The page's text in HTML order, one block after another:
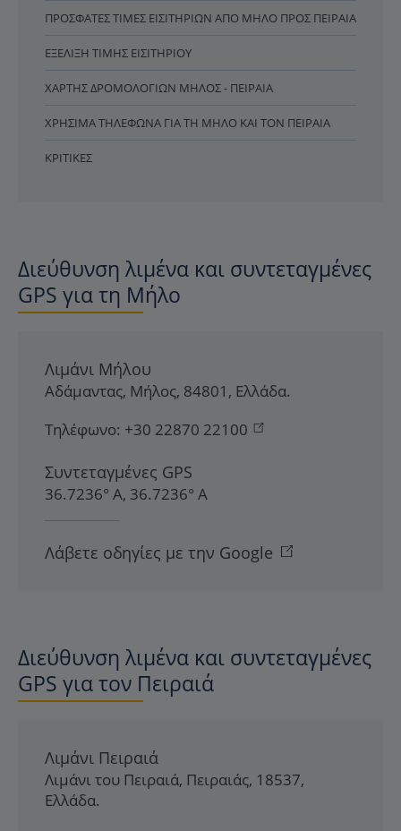
ΠΡΌΣΦΑΤΕΣ ΤΙΜΈΣ ΕΙΣΙΤΗΡΊΩΝ ΑΠΌ ΜΉΛΟ ΠΡΟΣ ΠΕΙΡΑΙΆ
ΕΞΈΛΙΞΗ ΤΙΜΉΣ ΕΙΣΙΤΗΡΊΟΥ
ΧΆΡΤΗΣ ΔΡΟΜΟΛΟΓΊΩΝ ΜΉΛΟΣ - ΠΕΙΡΑΙΆ
ΧΡΉΣΙΜΑ ΤΗΛΈΦΩΝΑ ΓΙΑ ΤΗ ΜΉΛΟ ΚΑΙ ΤΟΝ ΠΕΙΡΑΙΆ
ΚΡΙΤΙΚΈΣ
Διεύθυνση λιμένα και συντεταγμένες
GPS για τη Μήλο
Λιμάνι Μήλου
Αδάμαντας, Μήλος, 84801 , Ελλάδα.
Τηλέφωνο: +30 22870 22100
Συντεταγμένες GPS
36.7236° Α, 36.7236° Α
Λάβετε οδηγίες με την Google
Διεύθυνση λιμένα και συντεταγμένες
GPS για τον Πειραιά
Λιμάνι Πειραιά
Λιμάνι του Πειραιά, Πειραιάς, 18537,
Ελλάδα.